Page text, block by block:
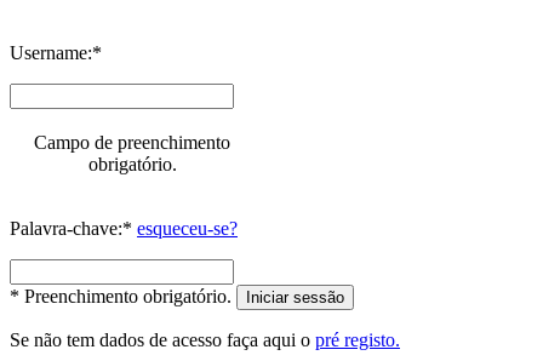
Username:*
Campo de preenchimento
obrigatório.
Palavra-chave:* esqueceu-se?
* Preenchimento obrigatório. Iniciar sessão
Se não tem dados de acesso faça aqui o pré registo.